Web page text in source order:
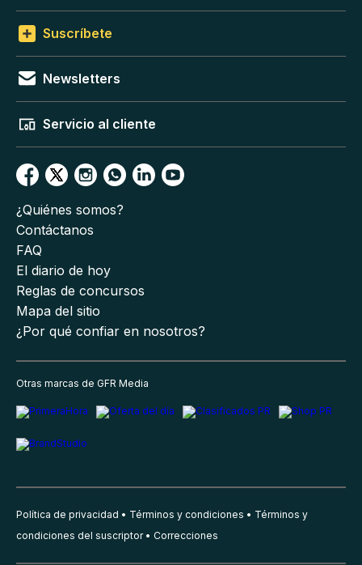
Suscríbete
Newsletters
Servicio al cliente
¿Quiénes somos?
Contáctanos
FAQ
El diario de hoy
Reglas de concursos
Mapa del sitio
¿Por qué confiar en nosotros?
Otras marcas de GFR Media
Política de privacidad Términos y condiciones
Términos y
condiciones del suscriptor
Correcciones